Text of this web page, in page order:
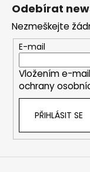
Odebírat
Nezmeškejte
E-mail
Vložením e-
ochrany
PŘIHLÁSIT SE